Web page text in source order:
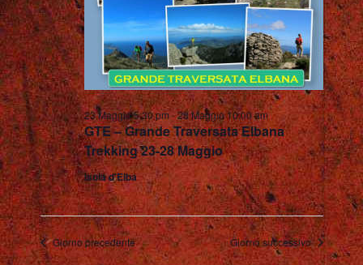
GTE – Grande Traversata Elbana
Trekking 23-28 Maggio
23 Maggio 5:30 pm-28 Maggio 10:00 am
Isola d'Elba
Giorno precedente Giorno successivo